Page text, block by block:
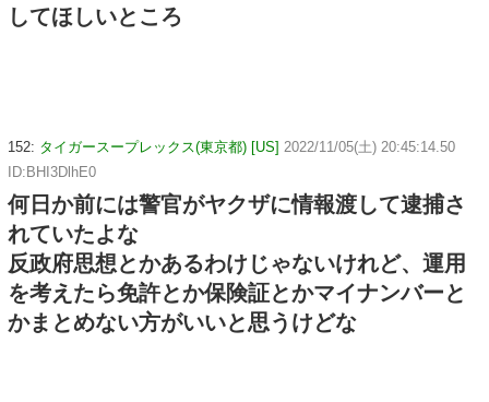
してほしいところ
152: タイガースープレックス(東京都) [US] 2022/11/05(土) 20:45:14.50
ID:BHI3DlhE0
何日か前には警官がヤクザに情報渡して逮捕さ
れていたよな
反政府思想とかあるわけじゃないけれど、運用
を考えたら免許とか保険証とかマイナンバーと
かまとめない方がいいと思うけどな